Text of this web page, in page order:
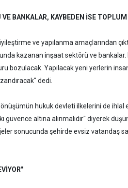
BANKALAR, KAYBEDEN İSE
ve yapılanma amaçlarından
kazanan inşaat sektörü ve bankalar.
bozulacak. Yapılacak yeni yerlerin
dedi.
dönüşümün hukuk devleti ilkelerini de
güvence altına alınmalıdır" diyerek
sonucunda şehirde evsiz vatandaş